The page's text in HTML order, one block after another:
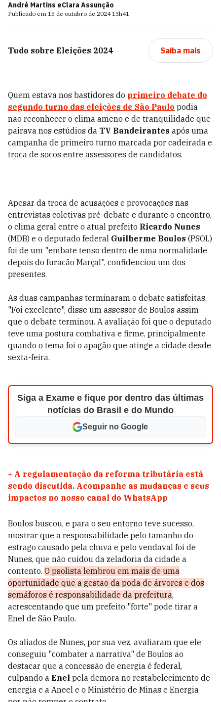
André Martins eClara Assunção
Publicado em 15 de outubro de 2024 13h41.
Tudo sobre Eleições 2024 Saiba mais
Quem estava nos bastidores do primeiro debate do
segundo turno das eleições de São Paulo podia
não reconhecer o clima ameno e de tranquilidade que
pairava nos estúdios da TV Bandeirantes após uma
campanha de primeiro turno marcada por cadeirada e
troca de socos entre assessores de candidatos.
Apesar da troca de acusações e provocações nas
entrevistas coletivas pré-debate e durante o encontro,
o clima geral entre o atual prefeito Ricardo Nunes
(MDB) e o deputado federal Guilherme Boulos (PSOL)
foi de um "embate tenso dentro de uma normalidade
depois do furacão Marçal", confidenciou um dos
presentes.
As duas campanhas terminaram o debate satisfeitas.
"Foi excelente", disse um assessor de Boulos assim
que o debate terminou. A avaliação foi que o deputado
teve uma postura combativa e firme, principalmente
quando o tema foi o apagão que atinge a cidade desde
sexta-feira.
Siga a Exame e fique por dentro das últimas
notícias do Brasil e do Mundo
Seguir no Google
+ A regulamentação da reforma tributária está
sendo discutida. Acompanhe as mudanças e seus
impactos no nosso canal do WhatsApp
Boulos buscou, e para o seu entorno teve sucesso,
mostrar que a responsabilidade pelo tamanho do
estrago causado pela chuva e pelo vendaval foi de
Nunes, que não cuidou da zeladoria da cidade a
contento. O psolista lembrou em mais de uma
oportunidade que a gestão da poda de árvores e dos
semáforos é responsabilidade da prefeitura,
acrescentando que um prefeito "forte" pode tirar a
Enel de São Paulo.
Os aliados de Nunes, por sua vez, avaliaram que ele
conseguiu "combater a narrativa" de Boulos ao
destacar que a concessão de energia é federal,
culpando a Enel pela demora no restabelecimento de
energia e a Aneel e o Ministério de Minas e Energia